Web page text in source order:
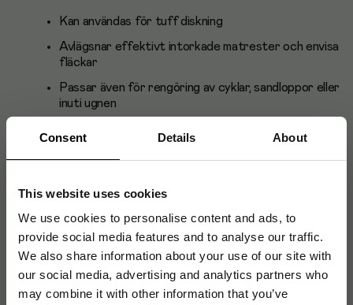
Consent Details About
This website uses cookies
We use cookies to personalise content and ads, to
provide social media features and to analyse our traffic.
We also share information about your use of our site with
our social media, advertising and analytics partners who
may combine it with other information that you’ve
Kan användas för tuff diskning
Avlägsnar effektivt intorkade matrester och envisa
fläckar
Passar även för rengöring av cyklar, sandloppor eller
inuti ugnen
Säkerhetsdatablad